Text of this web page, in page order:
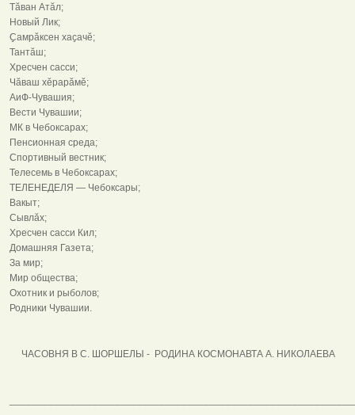
Тӑван Атӑл;
Новый Лик;
Ҫамрӑксен хаҫачӗ;
Тантӑш;
Хресчен сасси;
Чӑваш хӗрарӑмӗ;
АиФ-Чувашия;
Вести Чувашии;
МК в Чебоксарах;
Пенсионная среда;
Спортивный вестник;
Телесемь в Чебоксарах;
ТЕЛЕНЕДЕЛЯ — Чебоксары;
Вакыт;
Сывлӑх;
Хресчен сасси Кил;
Домашняя Газета;
За мир;
Мир общества;
Охотник и рыболов;
Родники Чувашии.
ЧАСОВНЯ В С. ШОРШЕЛЫ - РОДИНА КОСМОНАВТА А. НИКОЛАЕВА